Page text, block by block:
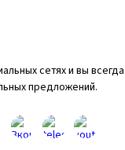
сетях и вы
предложений.